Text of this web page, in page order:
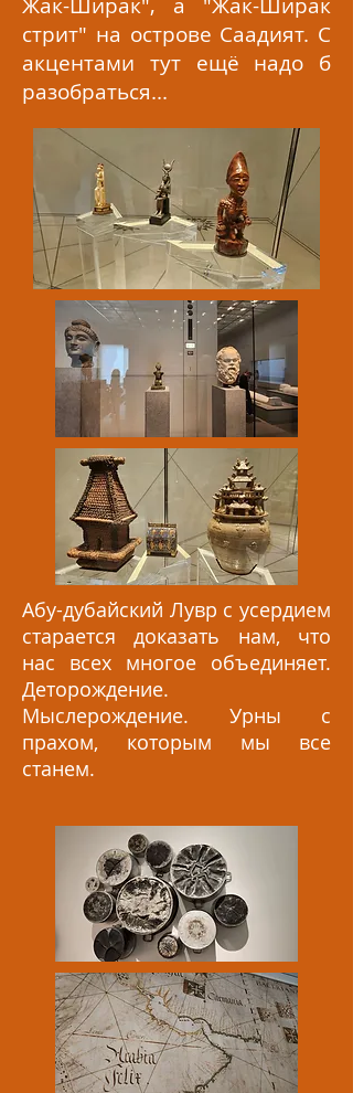
стрит" на острове Саадият. С
акцентами тут ещё надо б
разобраться...
Абу-дубайский Лувр с усердием
старается доказать нам, что
нас всех многое объединяет.
Деторождение.
Мыслерождение. Урны с
прахом, которым мы все
станем.